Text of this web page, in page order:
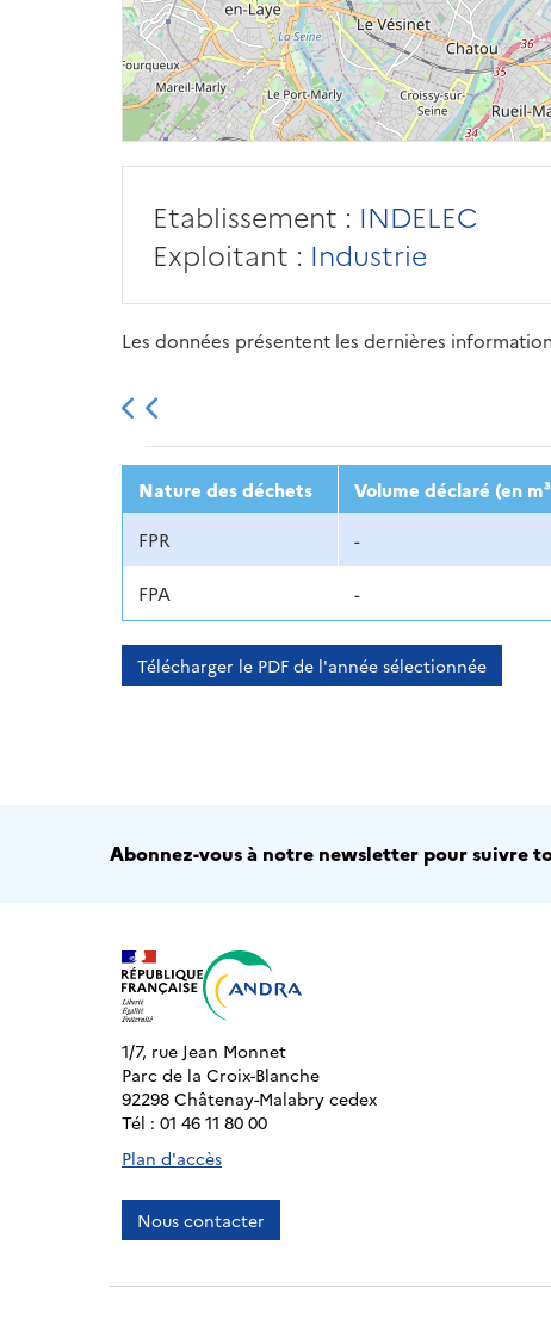
Etablissement : INDELEC
Exploitant : Industrie
Les données présentent les dernières
2013 2014 2015
Nature des déchets Volume déclaré (en
FPR
-
FPA -
Télécharger le PDF de l'année sélectionnée
Abonnez-vous à notre newsletter pour suivre
1/7, rue Jean Monnet
Parc de la Croix-Blanche
92298 Châtenay-Malabry cedex
Tél : 01 46 11 80 00
Plan d'accès
Nous contacter